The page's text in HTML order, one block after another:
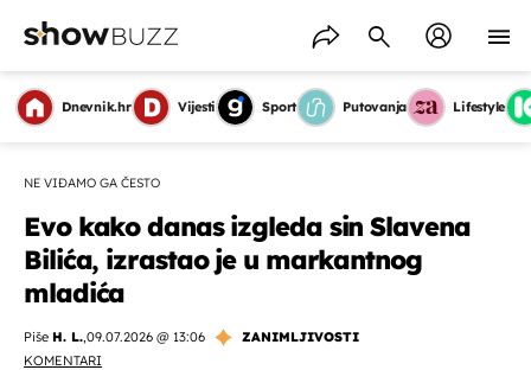
Dnevnik.hr Vijesti Sport Putovanja Lifestyle
NE VIĐAMO GA ČESTO
Evo kako danas izgleda sin Slavena
Bilića, izrastao je u markantnog
mladića
Piše H. L.,09.07.2026 @ 13:06
ZANIMLJIVOSTI
KOMENTARI